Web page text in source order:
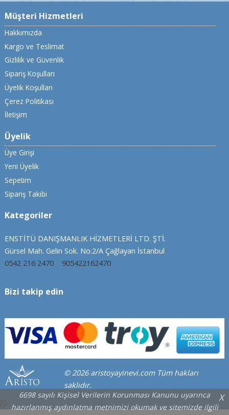
Müşteri Hizmetleri
Hakkımızda
Kargo ve Teslimat
Gizlilik ve Güvenlik
Sipariş Koşulları
Üyelik Koşulları
Çerez Politikası
İletişim
Üyelik
Üye Girişi
Yeni Üyelik
Sepetim
Sipariş Takibi
Kategoriler
ENSTİTÜ DANIŞMANLIK HİZMETLERİ LTD. ŞTİ.
Gürsel Mah. Gelin Sok. No:2/A Çağlayan İstanbul
0542 216 2470
905422162470
Bizi takip edin
© 2026 aristoyayinevi.com Tüm hakları
saklıdır.
6698 sayılı Kişisel Verilerin Korunması Kanunu uyarınca
hazırlanmış aydınlatma metnimizi okumak ve sitemizde ilgili
X